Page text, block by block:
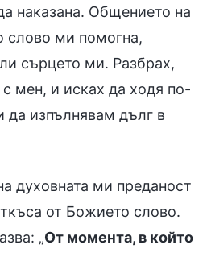
наказана. Общението на
слово ми помогна,
сърцето ми. Разбрах,
мен, и исках да ходя по-
да изпълнявам дълг в
духовната ми преданост
от Божието слово.
„От момента, в който